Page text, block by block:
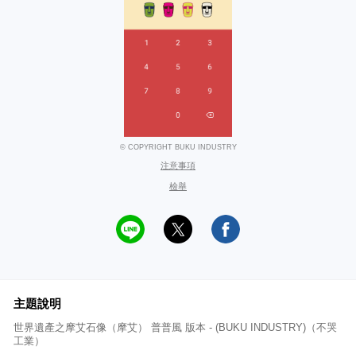
© COPYRIGHT BUKU INDUSTRY
注意事項
檢舉
主題說明
世界遺產之摩艾石像（摩艾） 普普風 版本 - (BUKU INDUSTRY)（不哭
工業）